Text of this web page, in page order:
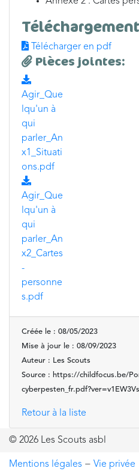
Téléchargement
Télécharger en pdf
Pièces jointes:
Agir_Que
lqu'un à
qui
parler_An
x1_Situati
ons.pdf
Agir_Que
lqu'un à
qui
parler_An
x2_Cartes
-
personne
s.pdf
Créée le : 08/05/2023
Mise à jour le : 08/09/2023
Auteur : Les Scouts
Source : https://childfocus.be/
Retour à la liste
© 2026 Les Scouts asbl
Mentions légales − Vie privée